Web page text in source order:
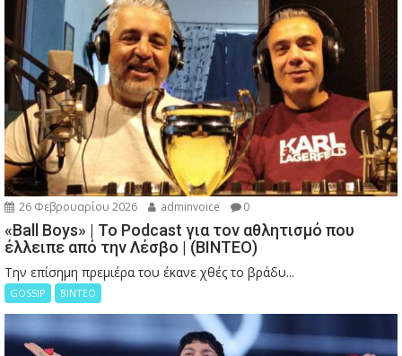
26 Φεβρουαρίου 2026 adminvoice 0
«Ball Boys» | Το Podcast για τον αθλητισμό που
έλλειπε από την Λέσβο | (ΒΙΝΤΕΟ)
Την επίσημη πρεμιέρα του έκανε χθές το βράδυ...
GOSSIP ΒΙΝΤΕΟ